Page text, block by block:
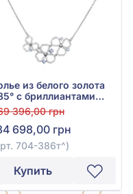
из белого золота
с бриллиантами
и сиреневым
0,29ct, арт.
386т
396,00 грн
698,00 грн
704-386т^)
Купить